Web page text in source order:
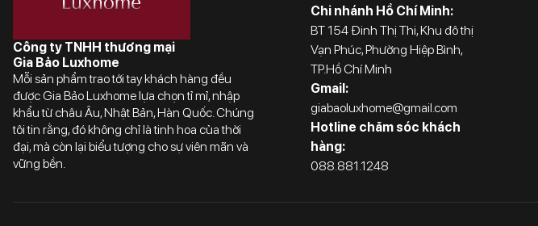
Công ty TNHH thương mại
Gia Bảo Luxhome
Mỗi sản phẩm trao tới tay khách hàng đều
được Gia Bảo Luxhome lựa chọn tỉ mỉ, nhập
khẩu từ châu Âu, Nhật Bản, Hàn Quốc. Chúng
tôi tin rằng, đó không chỉ là tinh hoa của thời
đại, mà còn lại biểu tượng cho sự viên mãn và
vững bền.
Chi nhánh Hồ Chí Minh:
BT 154 Đinh Thị Thi, Khu đô thị
Vạn Phúc, Phường Hiệp Bình,
TP.Hồ Chí Minh
Gmail:
giabaoluxhome@gmail.com
Hotline chăm sóc khách
hàng:
088.881.1248